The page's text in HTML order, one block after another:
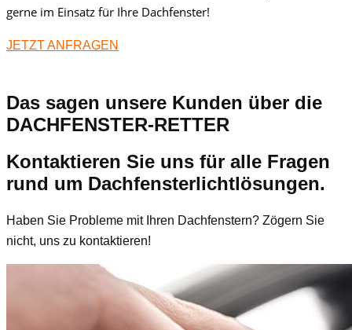
gerne im Einsatz für Ihre Dachfenster!
JETZT ANFRAGEN
Das sagen unsere Kunden über die
DACHFENSTER-RETTER
Kontaktieren Sie uns für alle Fragen
rund um Dachfensterlichtlösungen.
Haben Sie Probleme mit Ihren Dachfenstern? Zögern Sie
nicht, uns zu kontaktieren!